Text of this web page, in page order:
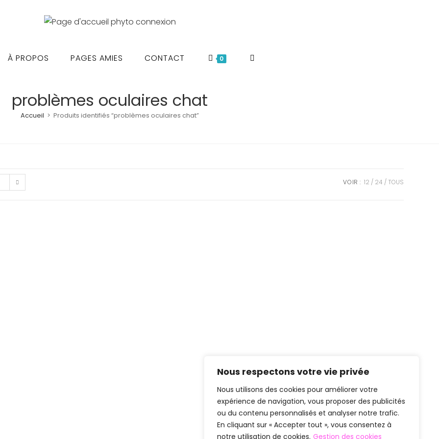
Nous respectons votre vie privée
Nous utilisons des cookies pour améliorer votre
expérience de navigation, vous proposer des publicités
ou du contenu personnalisés et analyser notre trafic.
En cliquant sur « Accepter tout », vous consentez à
notre utilisation de cookies. Gestion des cookies
À PROPOS PAGES AMIES CONTACT 0 TOGGLE
problèmes oculaires chat
Accueil > Produits identifiés “problèmes oculaires chat”
VOIR : 12 24 TOUS